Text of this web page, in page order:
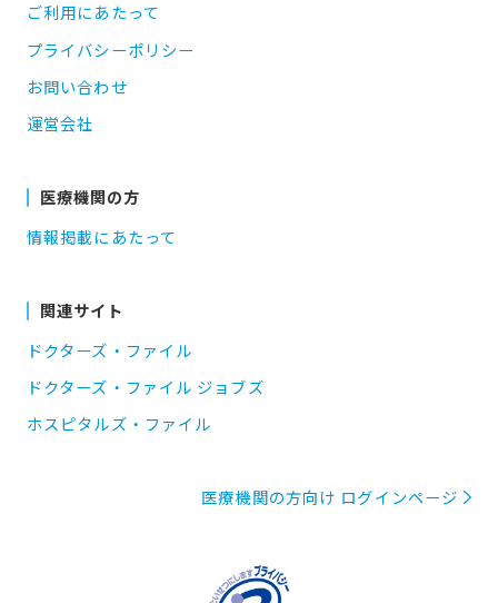
ご利用にあたって
プライバシーポリシー
お問い合わせ
運営会社
医療機関の方
情報掲載にあたって
関連サイト
ドクターズ・ファイル
ドクターズ・ファイル ジョブズ
ホスピタルズ・ファイル
医療機関の方向け ログインページ